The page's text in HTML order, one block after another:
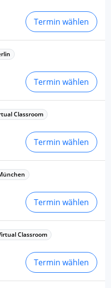
Termin wählen
Termin wählen
Classroom
Termin wählen
Termin wählen
Classroom
Termin wählen